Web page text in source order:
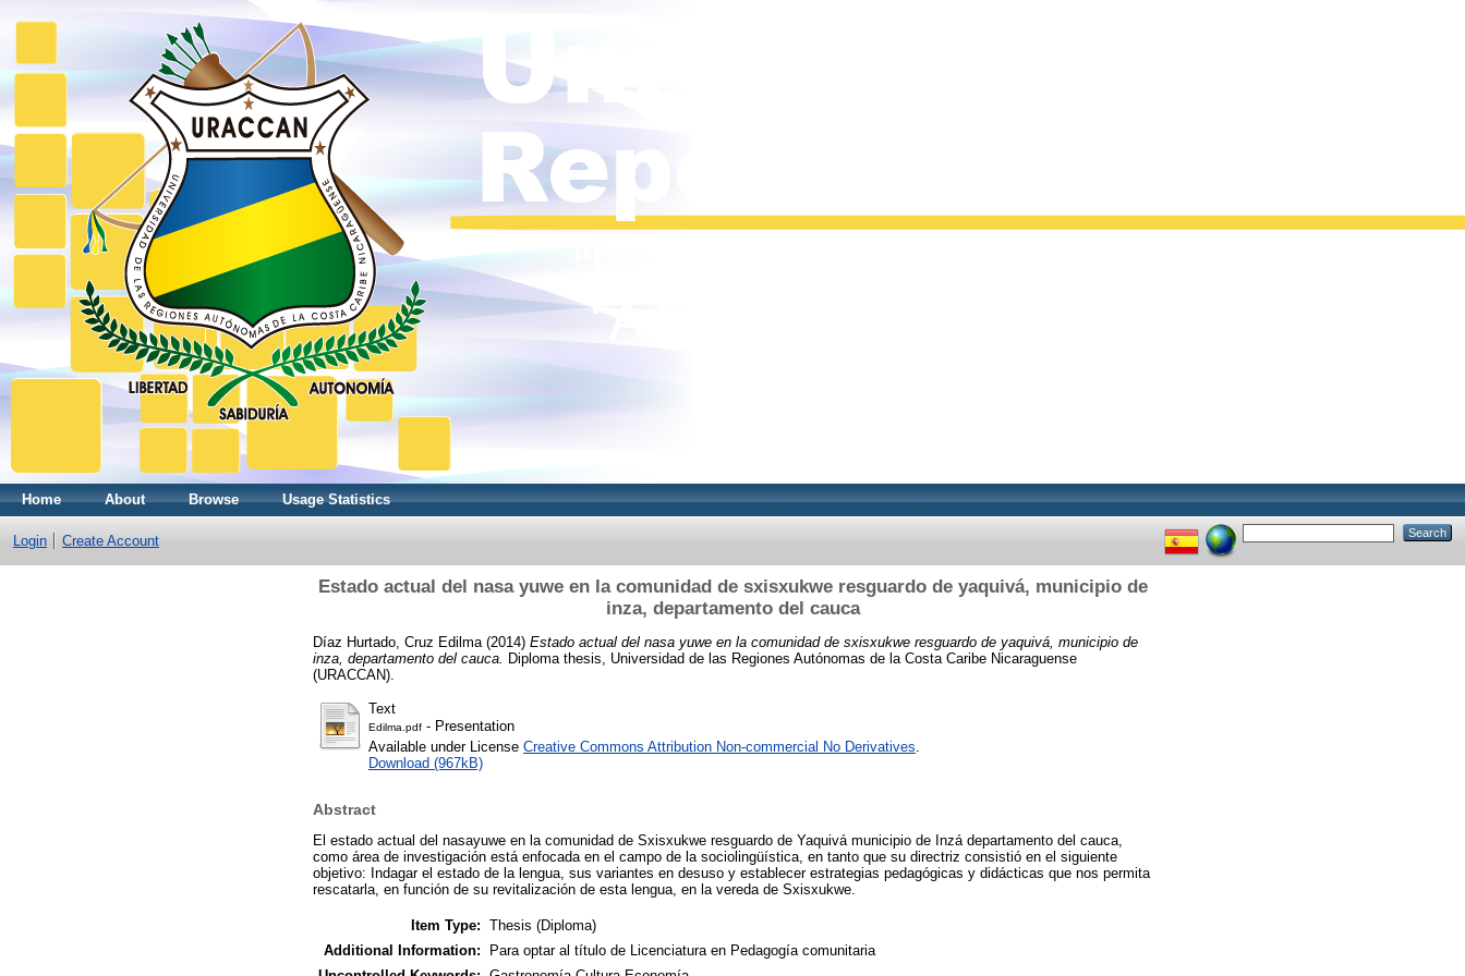
Home About Browse Usage Statistics
Login Create Account
Estado actual del nasa yuwe en la comunidad de sxisxukwe resguardo de yaquivá, municipio de
inza, departamento del cauca
Díaz Hurtado, Cruz Edilma (2014) Estado actual del nasa yuwe en la comunidad de sxisxukwe resguardo de yaquivá, municipio de
inza, departamento del cauca.
Diploma thesis, Universidad de las Regiones Autónomas de la Costa Caribe Nicaraguense
(URACCAN).
Text
Edilma.pdf - Presentation
Available under License Creative Commons Attribution Non-commercial No Derivatives
Download (967kB)
Abstract
El estado actual del nasayuwe en la comunidad de Sxisxukwe resguardo de Yaquivá municipio de Inzá departamento del cauca,
como área de investigación está enfocada en el campo de la sociolingüística, en tanto que su directriz consistió en el siguiente
objetivo: Indagar el estado de la lengua, sus variantes en desuso y establecer estrategias pedagógicas y didácticas que nos permita
rescatarla, en función de su revitalización de esta lengua, en la vereda de Sxisxukwe.
Item Type: Thesis (Diploma)
Additional Information:
Para optar al título de Licenciatura en Pedagogía comunitaria